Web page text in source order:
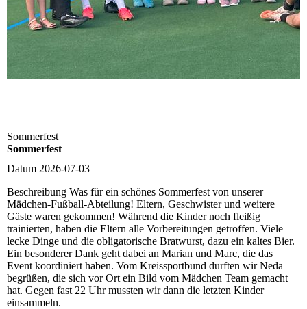
Sommerfest
Sommerfest
Datum 2026-07-03
Beschreibung Was für ein schönes Sommerfest von unserer
Mädchen-Fußball-Abteilung! Eltern, Geschwister und weitere
Gäste waren gekommen! Während die Kinder noch fleißig
trainierten, haben die Eltern alle Vorbereitungen getroffen. Viele
lecke Dinge und die obligatorische Bratwurst, dazu ein kaltes Bier.
Ein besonderer Dank geht dabei an Marian und Marc, die das
Event koordiniert haben. Vom Kreissportbund durften wir Neda
begrüßen, die sich vor Ort ein Bild vom Mädchen Team gemacht
hat. Gegen fast 22 Uhr mussten wir dann die letzten Kinder
einsammeln.